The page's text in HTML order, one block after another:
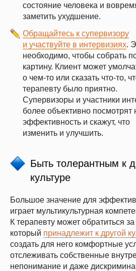
состояние человека и
заметить ухудшение.
Обращайтесь к супервизору
и участвуйте в интервизиях.
необходимо, чтобы собрать
картину. Клиент может
о чем-то или сказать что-то,
терапевту было приятно.
Супервизоры и участники
более объективно посмотрят
эффективность и скажут, что
изменить и улучшить.
Быть толерантным к
культуре
Большое значение для
играет мультикультурная
К терапевту может обратиться
который принадлежит к другой
создать для него комфортные
отслеживать собственные
непонимание и даже